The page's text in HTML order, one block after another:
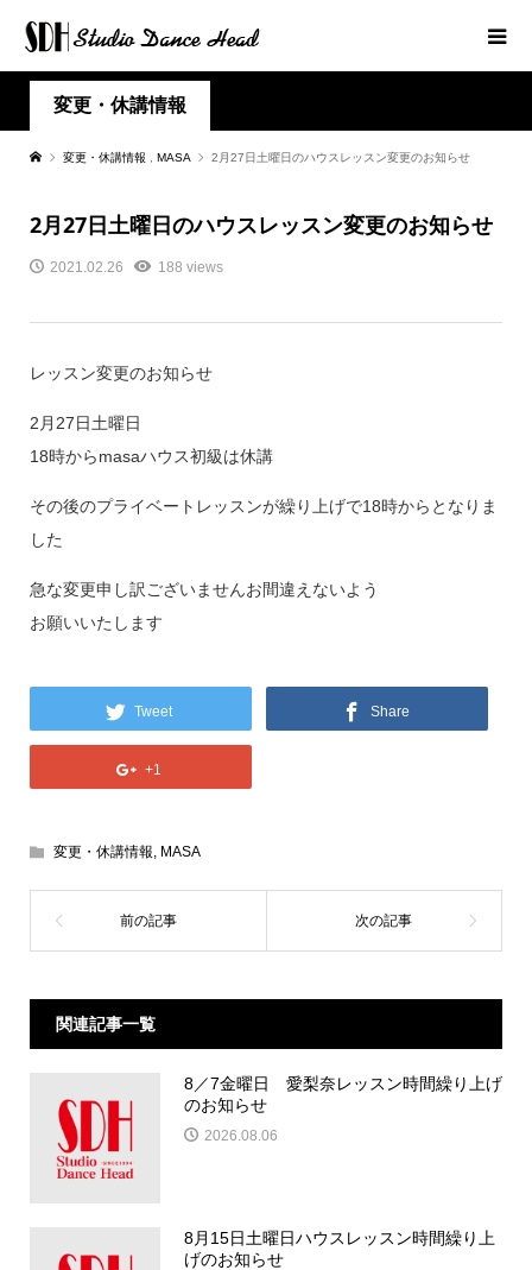
変更・休講情報
変更・休講情報 MASA 2月27日土曜日のハウスレッスン変更のお知らせ
2月27日土曜日のハウスレッスン変更のお知らせ
2021.02.26 188 views
レッスン変更のお知らせ
2月27日土曜日
18時からmasaハウス初級は休講
その後のプライベートレッスンが繰り上げで18時からとなりま
した
急な変更申し訳ございませんお間違えないよう
お願いいたします
Tweet Share
+1
変更・休講情報, MASA
関連記事一覧
8／7金曜日 愛梨奈レッスン時間繰り上げ
のお知らせ
2026.08.06
8月15日土曜日ハウスレッスン時間繰り上
げのお知らせ